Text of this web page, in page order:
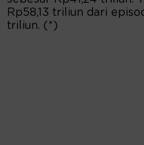
Rp58,13 triliun dari
triliun. (*)